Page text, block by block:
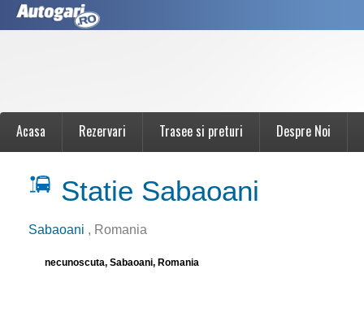
Acasa Rezervari Trasee si preturi Despre Noi
Statie Sabaoani
Sabaoani , Romania
necunoscuta, Sabaoani, Romania